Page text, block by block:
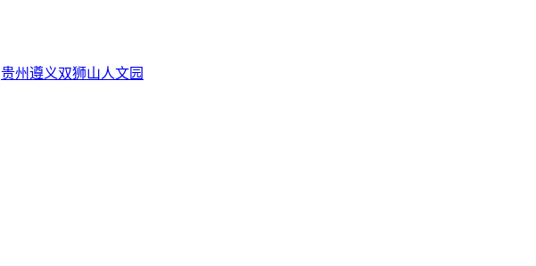
贵州遵义双狮山人文园